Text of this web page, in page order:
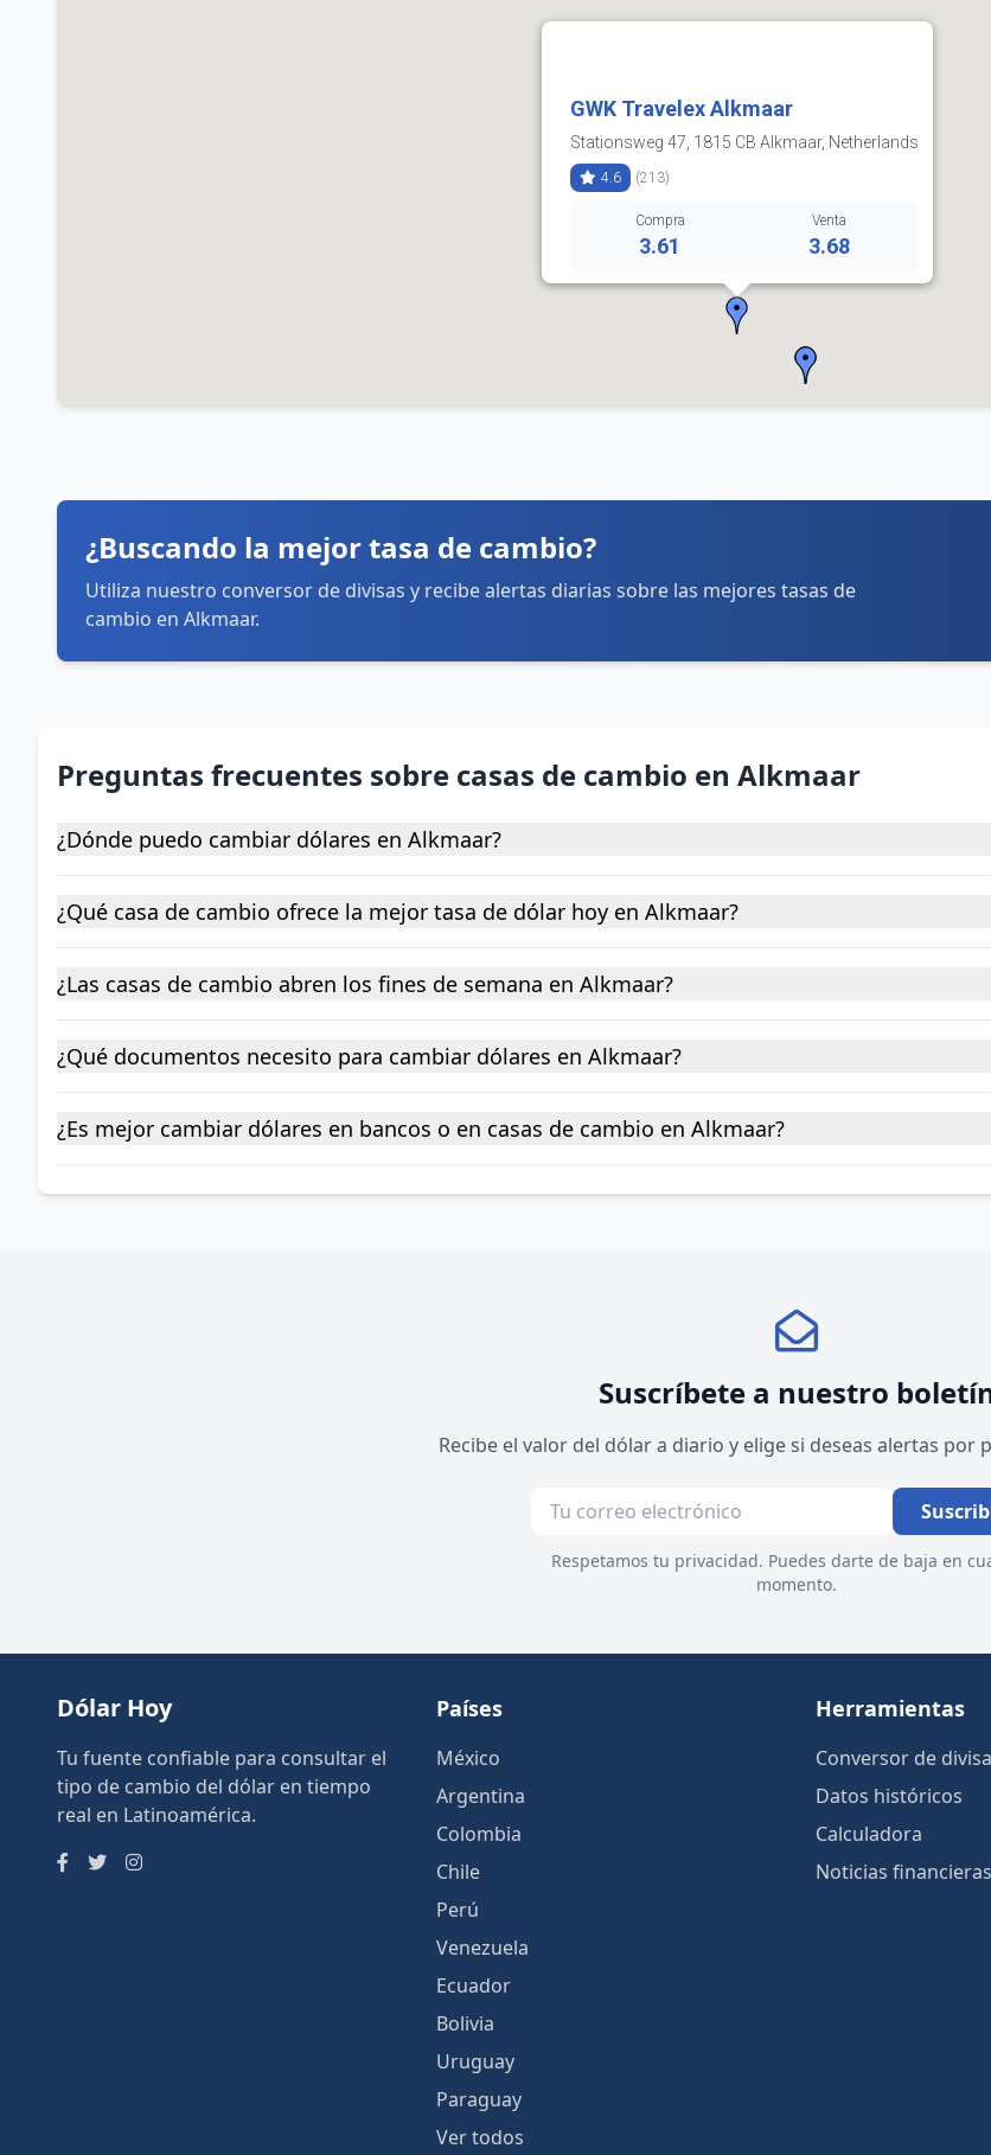
GWK Travelex Alkmaar
Stationsweg 47, 1815 CB Alkmaar, Netherlands
4.6 (213)
Compra
3.61
Venta
3.68
072 511 8616
¿Buscando la mejor tasa de cambio?
Utiliza nuestro conversor de divisas y recibe alertas diarias sobre las mejores tasas de
cambio en Alkmaar.
Preguntas frecuentes sobre casas de cambio en Alkmaar
¿Dónde puedo cambiar dólares en Alkmaar?
¿Qué casa de cambio ofrece la mejor tasa de dólar hoy en Alkmaar?
¿Las casas de cambio abren los fines de semana en Alkmaar?
¿Qué documentos necesito para cambiar dólares en Alkmaar?
¿Es mejor cambiar dólares en bancos o en casas de cambio en Alkmaar?
Suscríbete a nuestro
Recibe el valor del dólar a diario y elige si deseas alertas por
Respetamos tu privacidad. Puedes darte de baja en
momento.
Dólar Hoy
Tu fuente confiable para consultar el
tipo de cambio del dólar en tiempo
real en Latinoamérica.
Países
México
Argentina
Colombia
Chile
Perú
Venezuela
Ecuador
Bolivia
Uruguay
Paraguay
Ver todos
Herramientas
Conversor de
Datos históricos
Calculadora
Noticias financieras